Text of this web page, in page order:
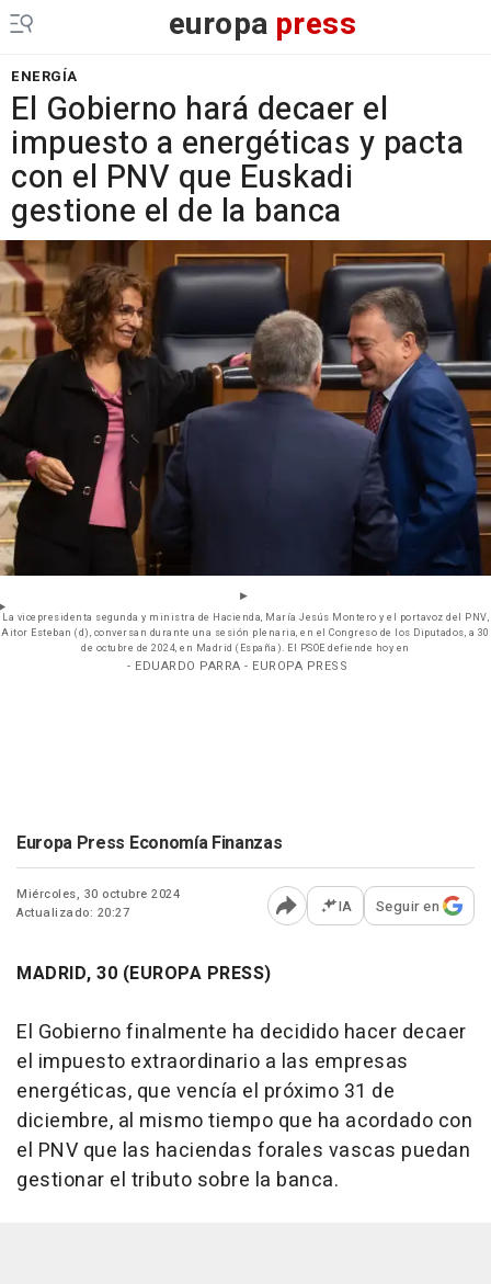
europa press
ENERGÍA
El Gobierno hará decaer el
impuesto a energéticas y pacta
con el PNV que Euskadi
gestione el de la banca
La vicepresidenta segunda y ministra de Hacienda, María Jesús Montero y el portavoz del PNV,
Aitor Esteban (d), conversan durante una sesión plenaria, en el Congreso de los Diputados, a 30
de octubre de 2024, en Madrid (España). El PSOE defiende hoy en
- EDUARDO PARRA - EUROPA PRESS
Europa Press Economía Finanzas
Miércoles, 30 octubre 2024
Actualizado: 20:27
Abrir opciones para
IA Seguir en
MADRID, 30 (EUROPA PRESS)
El Gobierno finalmente ha decidido hacer decaer
el impuesto extraordinario a las empresas
energéticas, que vencía el próximo 31 de
diciembre, al mismo tiempo que ha acordado con
el PNV que las haciendas forales vascas puedan
gestionar el tributo sobre la banca.